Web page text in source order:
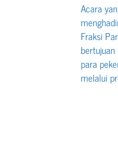
Acara
Fraksi
para
melalui